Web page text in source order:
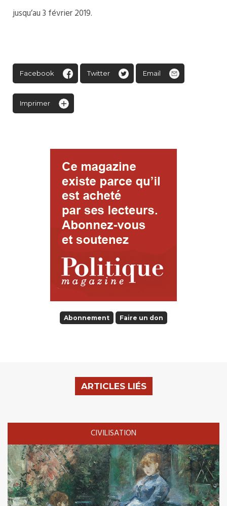
jusqu’au 3 février 2019.
Facebook Twitter Email
Imprimer
Abonnement Faire un don
ARTICLES LIÉS
CIVILISATION